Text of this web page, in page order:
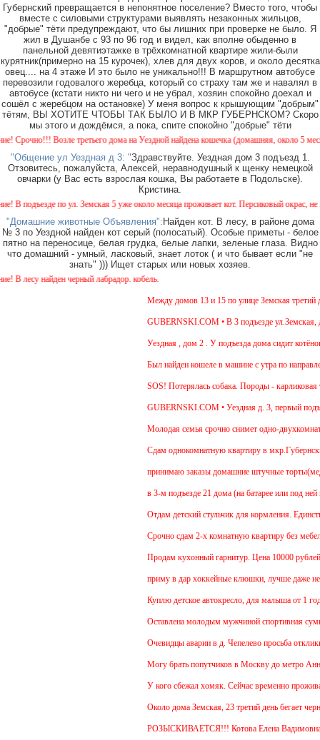
Губернский превращается в непонятное поселение? Вместо того, чтобы
вместе с силовыми структурами выявлять незаконных жильцов,
"добрые" тёти предупреждают, что бы лишних при проверке не было. Я
жил в Душанбе с 93 по 96 год и видел, как вполне обыденно в
панельной девятиэтажке в трёхкомнатной квартире жили-были
курятник(примерно на 15 курочек), хлев для двух коров, и около десятка
овец.... на 4 этаже И это было не уникально!!! В маршрутном автобусе
перевозили годовалого жеребца, который со страху там же и навалял в
автобусе (кстати никто ни чего и не убрал, хозяин спокойно доехал и
сошёл с жеребцом на остановке) У меня вопрос к крышующим "добрым"
тётям, ВЫ ХОТИТЕ ЧТОБЫ ТАК БЫЛО И В МКР ГУБЕРНСКОМ? Скоро
мы этого и дождёмся, а пока, спите спокойно "добрые" тёти
Возле третьего дома на Уездной найдена кошечка (домашняя, около 5
"Общение ул Уездная д 3: "Здравствуйте. Уездная дом 3 подъезд 1.
Отзовитесь, пожалуйста, Алексей, неравнодушный к щенку немецкой
овчарки (у Вас есть взрослая кошка, Вы работаете в Подольске).
Кристина.
по ул. Земская 5 уже около месяца проживает кот. Персиковый окрас, не
"Домашние животные Объявления": Найден кот. В лесу, в районе дома
№ 3 по Уездной найден кот серый (полосатый). Особые приметы - белое
пятно на переносице, белая грудка, белые лапки, зеленые глаза. Видно
что домашний - умный, ласковый, знает лоток ( и что бывает если "не
знать" ))) Ищет старых или новых хозяев.
найден черный лабрадор. кобель.
Между домов 13 и 15 по улице Земская третий
GUBERNSKI.COM • В 3 подъезде ул.Земская,
Уездная , дом 2 . У подъезда дома сидит
Был найден кошеле в машине с утра по
SOS! Потерялась собака. Породы - карликовая
GUBERNSKI.COM • Уездная д. 3, первый
Молодая семья срочно снимет одно-
Cдам однокомнатную квартиру в
принимаю заказы домашние штучные
в 3-м подъезде 21 дома (на батарее или под ней
Отдам детский стульчик для кормления.
Срочно сдам 2-х комнатную квартиру без
Продам кухонный гарнитур. Цена 10000 рублей.
приму в дар хоккейные клюшки, лучше даже
Куплю детское автокресло, для малыша от 1 года.
Оставлена молодым мужчиной спортивная сумка.
Очевидцы аварии в д. Чепелево просьба
Могу брать попутчиков в Москву до метро
У кого сбежал хомяк. Сейчас временно
Около дома Земская, 23 третий день бегает
РОЗЫСКИВАЕТСЯ!!! Котова Елена